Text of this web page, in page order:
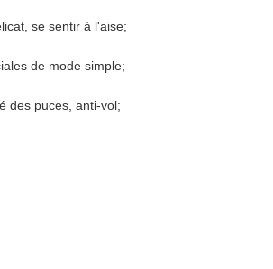
se sentir à l'aise;
de mode simple;
des puces, anti-vol;